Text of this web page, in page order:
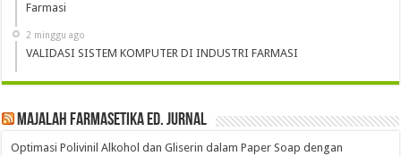
Farmasi
2 minggu ago
VALIDASI SISTEM KOMPUTER DI INDUSTRI FARMASI
Majalah Farmasetika Ed. Jurnal
Optimasi Polivinil Alkohol dan Gliserin dalam Paper Soap dengan